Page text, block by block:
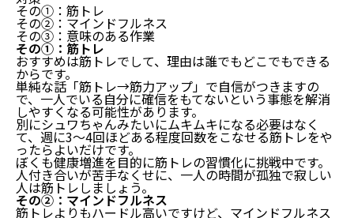
その①：筋トレ
その②：マインドフルネス
その③：意味のある作業
その①：筋トレ
おすすめは筋トレでして、理由は誰でもどこでもできる
からです。
単純な話「筋トレ→筋力アップ」で自信がつきますの
で、一人でいる自分に確信をもてないという事態を解消
しやすくなる可能性があります。
別にシュワちゃんみたいにムキムキになる必要はなく
て、週に3〜4回ほどある程度回数をこなせる筋トレをや
ったらよいだけです。
ぼくも健康増進を目的に筋トレの習慣化に挑戦中です。
人付き合いが苦手なくせに、一人の時間が孤独で寂しい
人は筋トレしましょう。
その②：マインドフルネス
筋トレよりもハードル高いですけど、マインドフルネス